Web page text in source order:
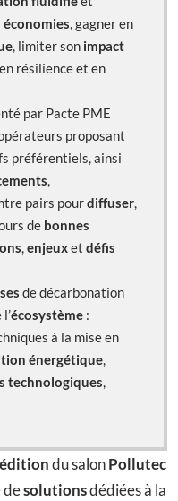
économies, gagner en
, limiter son impact
résilience et en
par Pacte PME
proposant
préférentiels, ainsi
,
pairs pourdiffuser,
de bonnes
,enjeuxet défis
de décarbonation
écosystème :
à la mise en
énergétique,
technologiques,
du salonPollutec
desolutionsdédiées à la